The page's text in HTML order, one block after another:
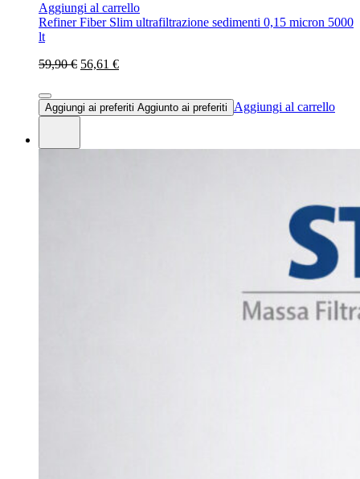
Aggiungi al carrello
Refiner Fiber Slim ultrafiltrazione sedimenti 0,15 micron 5000
lt
59,90 € 56,61 €
Aggiungi ai preferiti Aggiunto ai preferiti Aggiungi al carrello